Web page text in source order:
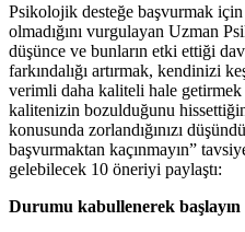
Psikolojik desteğe başvurmak
olmadığını vurgulayan Uzman
düşünce ve bunların etki ettiği
farkındalığı artırmak, kendinizi
verimli daha kaliteli hale
kalitenizin bozulduğunu
konusunda zorlandığınızı
başvurmaktan kaçınmayın”
gelebilecek 10 öneriyi paylaştı:
Durumu kabullenerek başlayın